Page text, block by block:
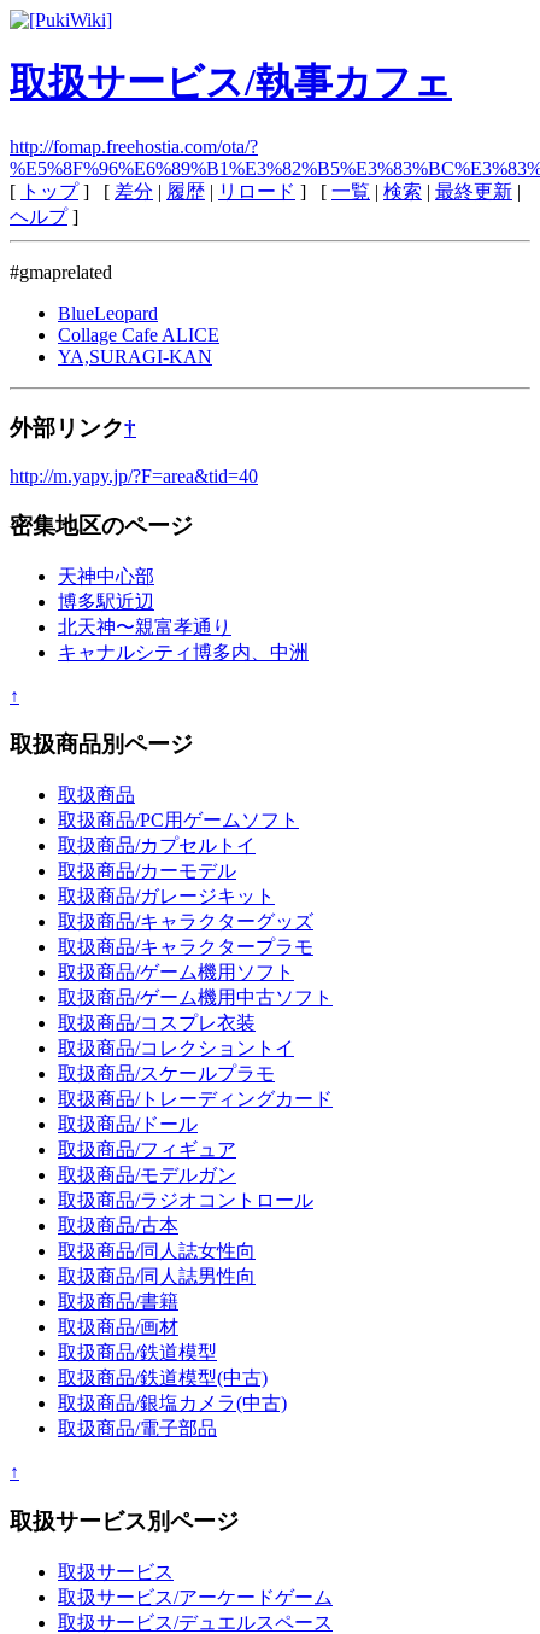
取扱サービス/執事カフェ
http://fomap.freehostia.com/ota/?
[ トップ] [ 差分 | 履歴 | リロード ] [ 一覧 | 検索 | 最終更新 |
ヘルプ]
#gmaprelated
BlueLeopard
Collage Cafe ALICE
YA,SURAGI-KAN
外部リンク†
http://m.yapy.jp/?F=area&tid=40
密集地区のページ
天神中心部
博多駅近辺
北天神〜親富孝通り
キャナルシティ博多内、中洲
↑
取扱商品別ページ
取扱商品
取扱商品/PC用ゲームソフト
取扱商品/カプセルトイ
取扱商品/カーモデル
取扱商品/ガレージキット
取扱商品/キャラクターグッズ
取扱商品/キャラクタープラモ
取扱商品/ゲーム機用ソフト
取扱商品/ゲーム機用中古ソフト
取扱商品/コスプレ衣装
取扱商品/コレクショントイ
取扱商品/スケールプラモ
取扱商品/トレーディングカード
取扱商品/ドール
取扱商品/フィギュア
取扱商品/モデルガン
取扱商品/ラジオコントロール
取扱商品/古本
取扱商品/同人誌女性向
取扱商品/同人誌男性向
取扱商品/書籍
取扱商品/画材
取扱商品/鉄道模型
取扱商品/鉄道模型(中古)
取扱商品/銀塩カメラ(中古)
取扱商品/電子部品
↑
取扱サービス別ページ
取扱サービス
取扱サービス/アーケードゲーム
取扱サービス/デュエルスペース